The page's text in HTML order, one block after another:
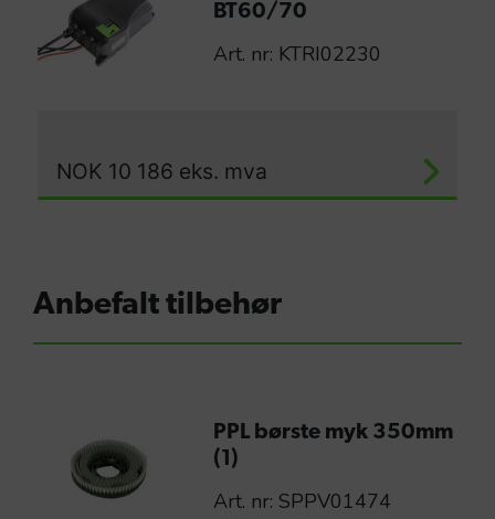
BT60/70
Art. nr: KTRI02230
NOK 10 186 eks. mva
Anbefalt tilbehør
PPL børste myk 350mm
(1)
Art. nr: SPPV01474